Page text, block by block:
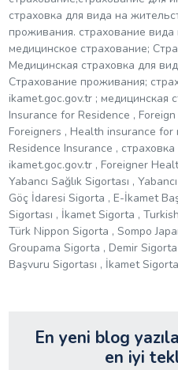
страховка для вида на
проживания. страхование
медицинское страхование;
Медицинская страховка для
Страхование проживания;
ikamet.goc.gov.tr ; медицинская
Insurance for Residence ,
Foreigners , Health insurance
Residence Insurance ,
ikamet.goc.gov.tr , Foreigner
Yabancı Sağlık Sigortası ,
Göç İdaresi Sigorta , E-İkamet
Sigortası , İkamet Sigorta ,
Türk Nippon Sigorta , Sompo
Groupama Sigorta , Demir
Başvuru Sigortası , İkamet
En yeni blog
en iyi